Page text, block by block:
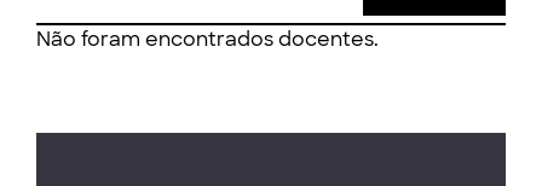
Não foram encontrados docentes.